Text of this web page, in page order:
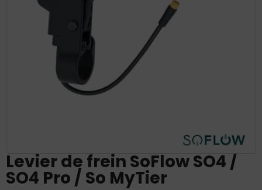
Levier de frein SoFlow SO4 /
SO4 Pro / So MyTier